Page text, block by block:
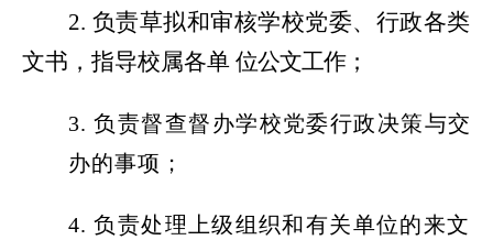
2. 负责草拟和审核学校党委、行政各类
文书，指导校属各单 位公文工作；
3.负责督查督办学校党委行政决策与交
办的事项；
4.负责处理上级组织和有关单位的来文